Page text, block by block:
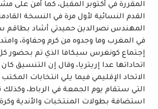
المقررة في أكتوبر المقبل، كما أمن على
القدم النسائية لأول مرة في النسخة
المهندس نصرالدين حميدتي أشاد بطاقم
في المغرب وما وجدوه من كرم وحفاوة،
إجتماع كونغرس سيكافا الذي تم بحضور
اتحاداتها عدا إريتريا، وقال إن التنسيق
الاتحاد الإقليمي فيما يلي انتخابات
التي ستقام يوم الجمعة في الرباط،
استضافة بطولات المنتخبات والأندية